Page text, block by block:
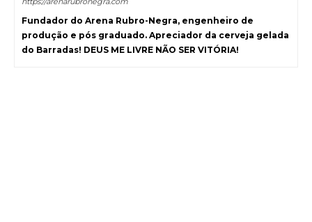
Fundador do Arena Rubro-Negra, engenheiro de
produção e pós graduado. Apreciador da cerveja gelada
do Barradas! DEUS ME LIVRE NÃO SER VITÓRIA!